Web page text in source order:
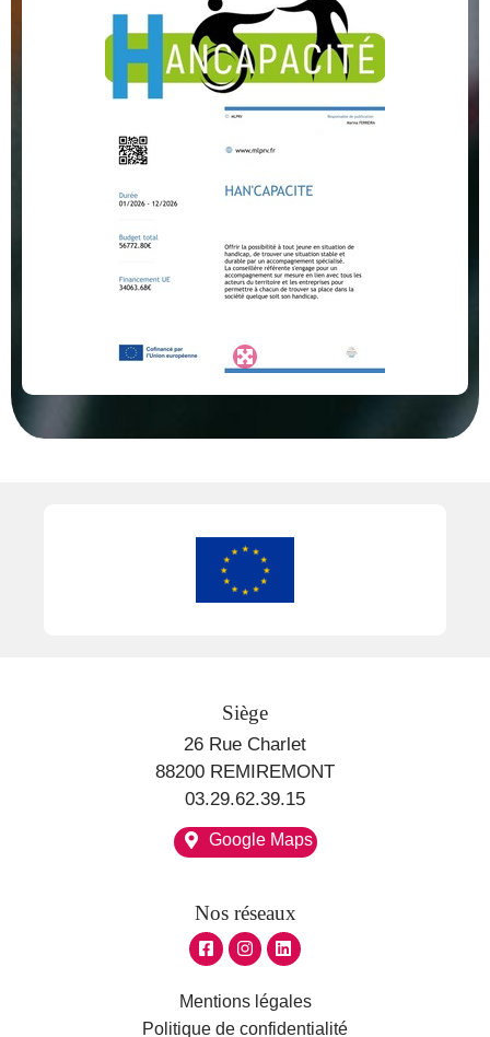
Siège
26 Rue Charlet
88200 REMIREMONT
03.29.62.39.15
Google Maps
Nos réseaux
Mentions légales
Politique de confidentialité